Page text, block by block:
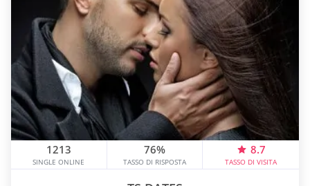
1213
SINGLE ONLINE
76%
TASSO DI RISPOSTA
8.7
TASSO DI VISITA